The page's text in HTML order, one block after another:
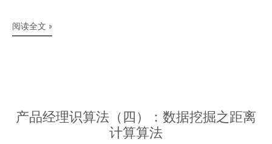
阅读全文 »
产品经理识算法（四）：数据挖掘之距离
计算算法